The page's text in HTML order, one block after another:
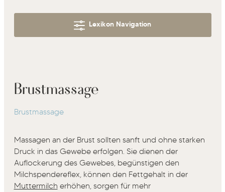
Lexikon Navigation
Brustmassage
Brustmassage
Massagen an der Brust sollten sanft und ohne starken
Druck in das Gewebe erfolgen. Sie dienen der
Auflockerung des Gewebes, begünstigen den
Milchspendereflex, können den Fettgehalt in der
Muttermilch erhöhen, sorgen für mehr